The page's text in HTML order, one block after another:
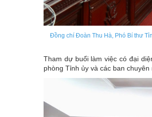
Đồng chí Đoàn Thu Hà, Phó Bí thư
Tham dự buổi làm việc có đại
phòng Tỉnh ủy và các ban